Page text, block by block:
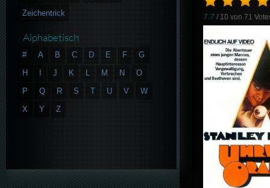
7.7 / 10 von71
Zeichentrick
Alphabetisch
# A B C D E F
G
H
J K L M N
O
P
Q R S T U V
W
X
Y Z